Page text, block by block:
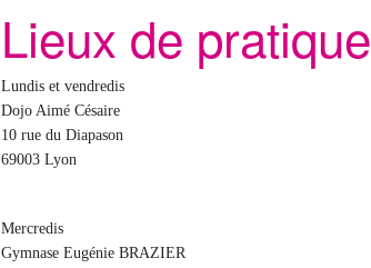
Lieux de pratique
Lundis et vendredis
Dojo Aimé Césaire
10 rue du Diapason
69003 Lyon
Mercredis
Gymnase Eugénie BRAZIER